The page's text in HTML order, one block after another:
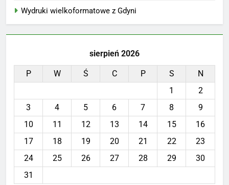
Wydruki wielkoformatowe z Gdyni
sierpień 2026
P W Ś C P S
N
1
2
3
4 5 6 7 8
9
10
11 12 13 14 15
16
17
18 19 20 21 22
23
24
25 26 27 28 29
30
31